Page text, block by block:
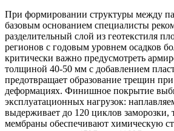
При формировании структуры между
базовым основанием специалисты
разделительный слой из геотекстиля
регионов с годовым уровнем осадков
критически важно предусмотреть
толщиной 40-50 мм с добавлением
предотвращает образование трещин
деформациях. Финишное покрытие
эксплуатационных нагрузок:
выдерживает до 120 циклов
мембраны обеспечивают химическую